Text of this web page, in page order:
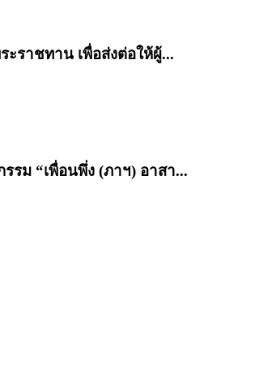
ราชทาน เพื่อส่งต่อให้ผู้...
รม “เพื่อนพึ่ง (ภาฯ) อาสา...